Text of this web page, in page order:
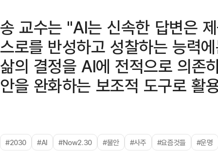
송 교수는 "AI는 신속한 답변은
스로를 반성하고 성찰하는 능력
삶의 결정을 AI에 전적으로 의존
안을 완화하는 보조적 도구로 활
#2030 #AI #Now2.30 #불안 #사주 #요즘것들 #운명